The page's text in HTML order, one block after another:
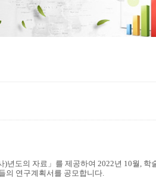
)년도의 자료」를 제공하여 2022년 10월, 학
의 연구계획서를 공모합니다.